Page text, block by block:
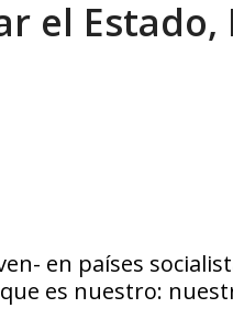
de l... AGOSTO 5,
el Estado,
en países
es nuestro: